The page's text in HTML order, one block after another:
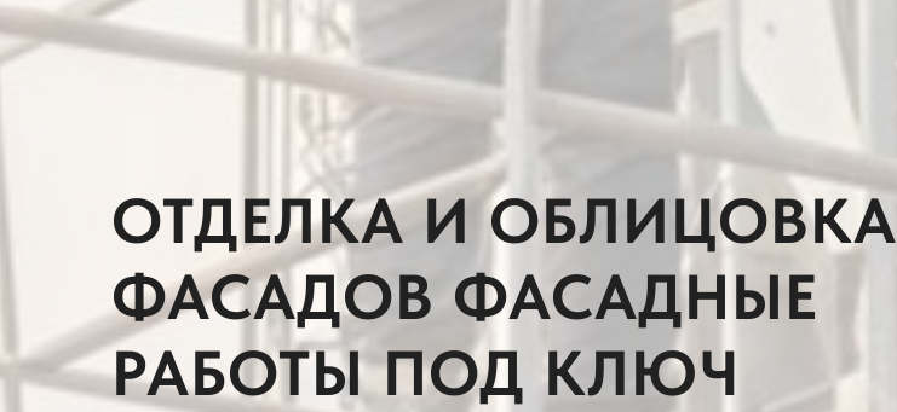
ОТДЕЛКА И ОБЛИЦОВКА
ФАСАДОВ ФАСАДНЫЕ
РАБОТЫ ПОД КЛЮЧ